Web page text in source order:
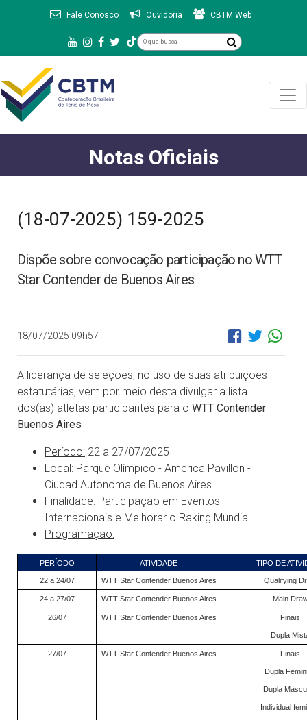
Fale Conosco Ouvidoria CBTM Web
Notas Oficiais
(18-07-2025) 159-2025
Dispõe sobre convocação participação no WTT
Star Contender de Buenos Aires
18/07/2025 09h57
A liderança de seleções, no uso de suas atribuições
estatutárias, vem por meio desta divulgar a lista
dos(as) atletas participantes para o WTT Contender
Buenos Aires
Período: 22 a 27/07/2025
Local: Parque Olímpico - America Pavillon -
Ciudad Autonoma de Buenos Aires
Finalidade: Participação em Eventos
Internacionais e Melhorar o Raking Mundial.
Programação:
PERÍODO ATIVIDADE TIPO DE
22 a 24/07 WTT Star Contender Buenos Aires Qualifying
24 a 27/07 WTT Star Contender Buenos Aires Main
26/07 WTT Star Contender Buenos Aires Finais
Dupla
27/07 WTT Star Contender Buenos Aires Finais
Dupla
Dupla
Individual